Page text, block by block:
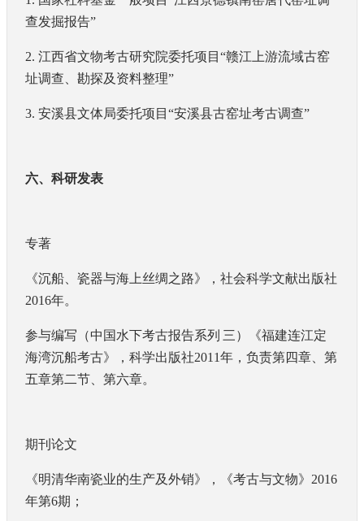
查发掘报告”
2.江西省文物考古研究院委托项目“赣江上游流域古窑
址调查、勘探及资料整理”
3.安溪县文体局委托项目“安溪县古窑址考古调查”
六、科研发表
专著
《沉船、瓷器与海上丝绸之路》，社会科学文献出版社
2016年。
参与编写（中国水下考古报告系列 三）《福建连江定
海湾沉船考古》，科学出版社2011年，负责第四章、第
五章第二节、第六章。
期刊论文
《明清华南瓷业的生产及外销》，《考古与文物》 2016
年第6期；